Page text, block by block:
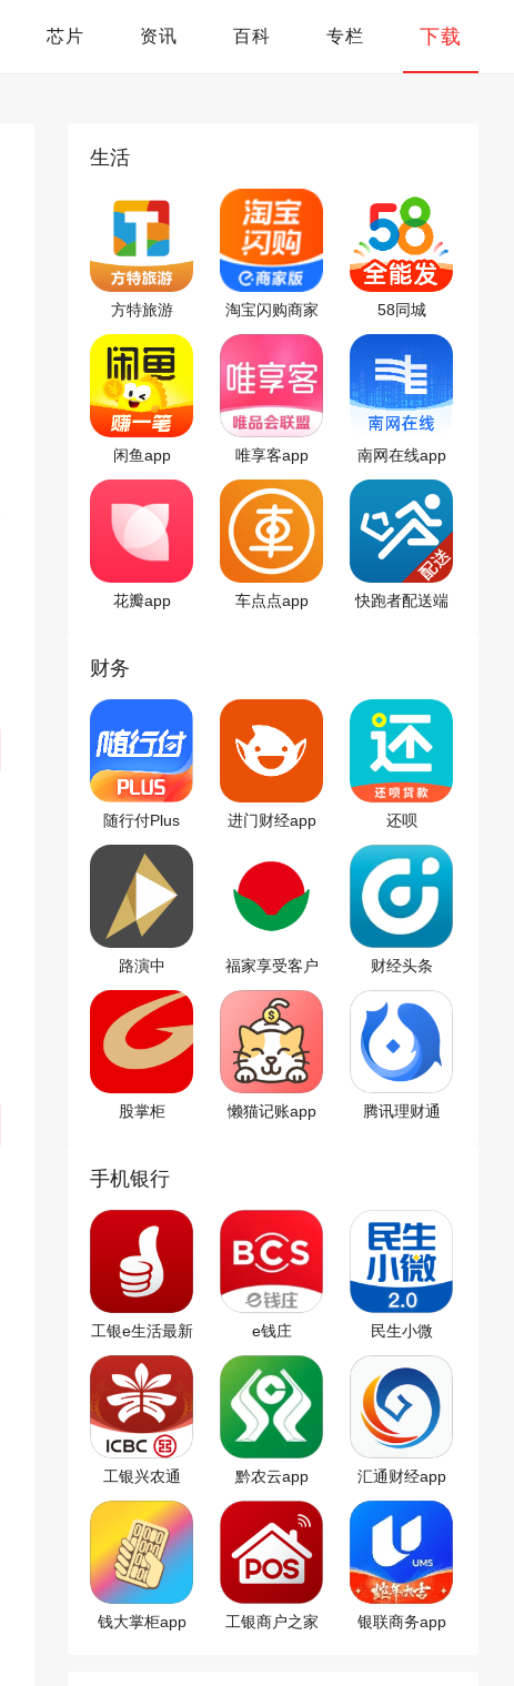
芯片 资讯 百科 专栏 下载
生活
方特旅游
淘宝闪购商家
版app
58同城
闲鱼app 唯享客app 南网在线app
花瓣app 车点点app
快跑者配送端
财务
随行付Plus 进门财经app 还呗
路演中
福家享受客户
端
财经头条
股掌柜 懒猫记账app
腾讯理财通
手机银行
工银e生活最新
版
e钱庄 民生小微
工银兴农通 黔农云app 汇通财经app
钱大掌柜app
工银商户之家
银联商务app